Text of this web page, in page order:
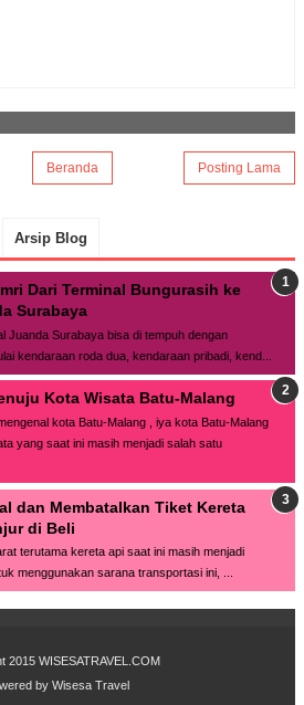
Posting Lama
Beranda
Arsip Blog
Dari Terminal Bungurasih ke
Surabaya
Juanda Surabaya bisa di tempuh dengan
kendaraan roda dua, kendaraan pribadi, kend...
Kota Wisata Batu-Malang
kota Batu-Malang , iya kota Batu-Malang
yang saat ini masih menjadi salah satu
dan Membatalkan Tiket Kereta
di Beli
terutama kereta api saat ini masih menjadi
menggunakan sarana transportasi ini, ...
2015 WISESATRAVEL.COM
by Wisesa Travel